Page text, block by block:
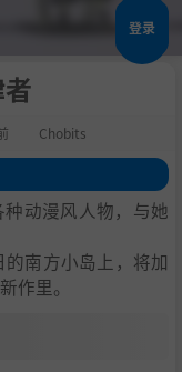
登录
Chobits
种动漫风人物，与她
南方小岛上，将加
作里。